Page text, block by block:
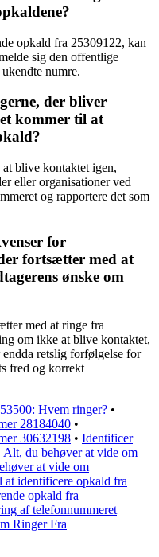
opkald fra 25309122, kan
sig den offentlige
numre.
der bliver
kommer til at
blive kontaktet igen,
eller organisationer ved
og rapportere det som
for
fortsætter med at
ønske om
med at ringe fra
om ikke at blive kontaktet,
retslig forfølgelse for
fred og korrekt
Hvem ringer? •
28184040 •
30632198 • Identificer
Alt, du behøver at vide om
at vide om
at identificere opkald fra
opkald fra
af telefonnummeret
Ringer Fra